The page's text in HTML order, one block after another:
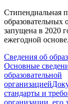
Стипендиальная
запущена в 2020
ежегодной основе.
Сведения об
Основные
образовательной
организацией
стандарты и
организации, его